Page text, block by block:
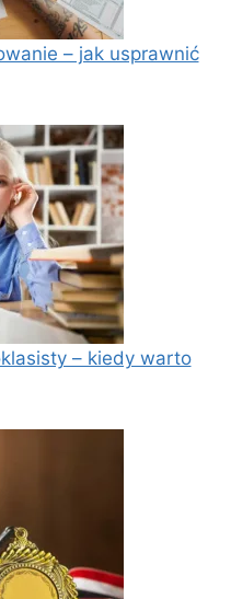
– jak usprawnić
– kiedy warto